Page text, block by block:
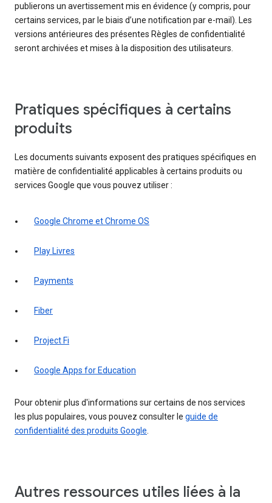
publierons un avertissement mis en évidence (y compris, pour
certains services, par le biais d’une notification par e-mail). Les
versions antérieures des présentes Règles de confidentialité
seront archivées et mises à la disposition des utilisateurs.
Pratiques spécifiques à certains
produits
Les documents suivants exposent des pratiques spécifiques en
matière de confidentialité applicables à certains produits ou
services Google que vous pouvez utiliser :
Google Chrome et Chrome OS
Play Livres
Payments
Fiber
Project Fi
Google Apps for Education
Pour obtenir plus d'informations sur certains de nos services
les plus populaires, vous pouvez consulter le guide de
confidentialité des produits Google.
Autres ressources utiles liées à la